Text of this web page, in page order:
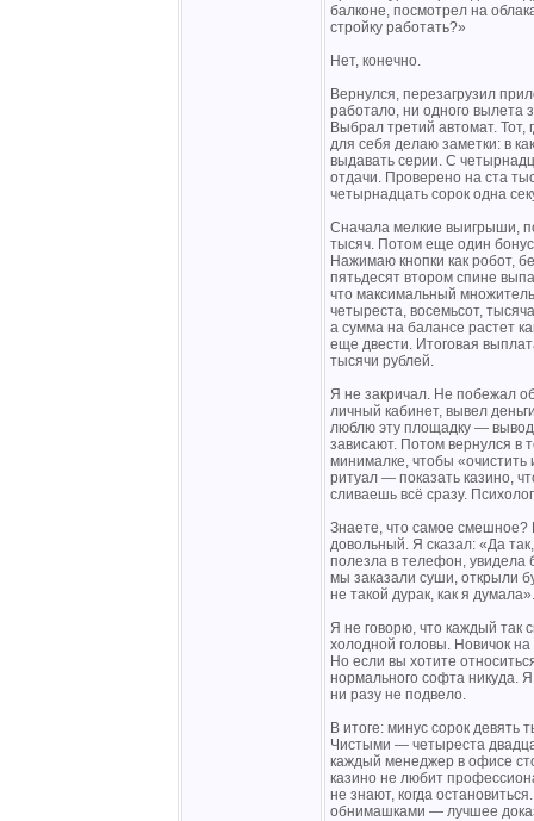
балконе, посмотрел на
стройку работать?»
Нет, конечно.
Вернулся, перезагрузил
работало, ни одного вылета
Выбрал третий автомат.
для себя делаю заметки: в
выдавать серии. С
отдачи. Проверено на ста
четырнадцать сорок одна
Сначала мелкие выигрыши,
тысяч. Потом еще один
Нажимаю кнопки как робот,
пятьдесят втором спине
что максимальный
четыреста, восемьсот,
а сумма на балансе растет
еще двести. Итоговая
тысячи рублей.
Я не закричал. Не побежал
личный кабинет, вывел
люблю эту площадку —
зависают. Потом вернулся в
минималке, чтобы
ритуал — показать казино,
сливаешь всё сразу.
Знаете, что самое смешное?
довольный. Я сказал: «Да
полезла в телефон,
мы заказали суши, открыли
не такой дурак, как я
Я не говорю, что каждый так
холодной головы. Новичок
Но если вы хотите
нормального софта никуда.
ни разу не подвело.
В итоге: минус сорок девять
Чистыми — четыреста
каждый менеджер в офисе
казино не любит
не знают, когда
обнимашками — лучшее